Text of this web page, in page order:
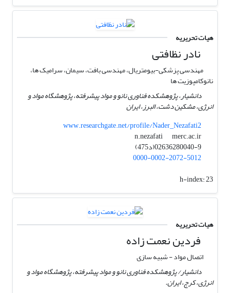
هیات تحریریه
نادر نظافتی
مهندسی پزشکی-بیومتریال، مهندسی بافت، سیمان، سرامیک ها،
نانوکامپوزیت ها
دانشیار، پژوهشکده فناوری نانو و مواد پیشرفته، پژوهشگاه مواد و
انرژی، مشکین دشت، البرز، ایران
www.researchgate.net/profile/Nader_Nezafati2
n.nezafati
merc.ac.ir
02636280040-9(د475)
0000-0002-2072-5012
h-index:23
هیات تحریریه
فردین نعمت زاده
اتصال مواد - شبیه سازی
دانشیار/ پژوهشکده فناوری نانو و مواد پیشرفته، پژوهشگاه مواد و
انرژی، کرج، ایران.